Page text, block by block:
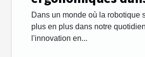
conception des
lave vitre
Dans un monde où la robotique
plus en plus dans notre
l'innovation en...